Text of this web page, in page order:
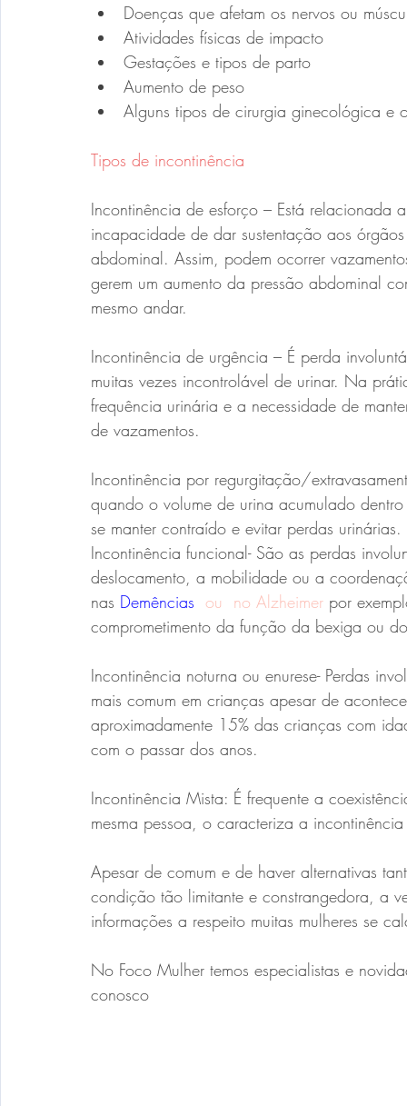
Doenças que afetam os nervos ou
Atividades físicas de impacto
Gestações e tipos de parto
Aumento de peso
Alguns tipos de cirurgia ginecológica e
Tipos de incontinência
Incontinência de esforço – Está
incapacidade de dar sustentação aos
abdominal. Assim, podem ocorrer
gerem um aumento da pressão abdominal
mesmo andar.
Incontinência de urgência – É perda
muitas vezes incontrolável de urinar. Na
frequência urinária e a necessidade de
de vazamentos.
Incontinência por regurgitação/
quando o volume de urina acumulado
se manter contraído e evitar perdas urinárias.
Incontinência funcional- São as perdas
deslocamento, a mobilidade ou a
nas Demências ou no Alzheimer por
comprometimento da função da bexiga ou
Incontinência noturna ou enurese- Perdas
mais comum em crianças apesar de
aproximadamente 15% das crianças com
com o passar dos anos.
Incontinência Mista: É frequente a
mesma pessoa, o caracteriza a
Apesar de comum e de haver alternativas
condição tão limitante e constrangedora, a
informações a respeito muitas mulheres se
No Foco Mulher temos especialistas e
conosco